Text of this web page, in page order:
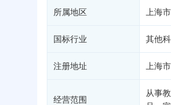
所属地区 上海
国标行业 其他
注册地址 上海
经营范围
从事